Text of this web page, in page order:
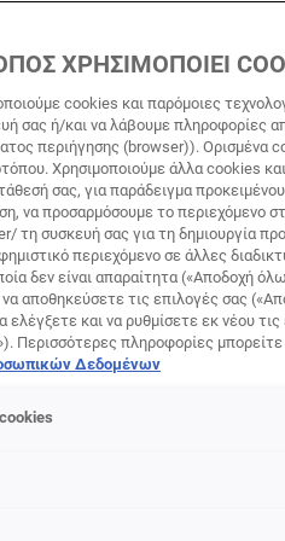
ΧΡΗΣΙΜΟΠΟΙΕΙ
cookies και παρόμοιες
σας ή/και να λάβουμε πληροφορίες
περιήγησης (browser)). Ορισμένα
Χρησιμοποιούμε άλλα cookies
σας, για παράδειγμα
να προσαρμόσουμε το περιεχόμενο
τη συσκευή σας για τη δημιουργία
περιεχόμενο σε άλλες
δεν είναι απαραίτητα («Αποδοχή
αποθηκεύσετε τις επιλογές σας
ελέγξετε και να ρυθμίσετε εκ νέου
Περισσότερες πληροφορίες
Δεδομένων